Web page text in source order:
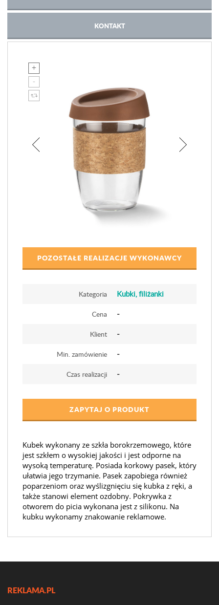
KONTAKT
POZOSTAŁE REALIZACJE WYKONAWCY
Kategoria Kubki, filiżanki
Cena -
Klient -
Min. zamówienie -
Czas realizacji -
ZAPYTAJ O PRODUKT
Kubek wykonany ze szkła borokrzemowego, które
jest szkłem o wysokiej jakości i jest odporne na
wysoką temperaturę. Posiada korkowy pasek, który
ułatwia jego trzymanie. Pasek zapobiega również
poparzeniom oraz wyślizgnięciu się kubka z ręki, a
także stanowi element ozdobny. Pokrywka z
otworem do picia wykonana jest z silikonu. Na
kubku wykonamy znakowanie reklamowe.
REKLAMA.PL